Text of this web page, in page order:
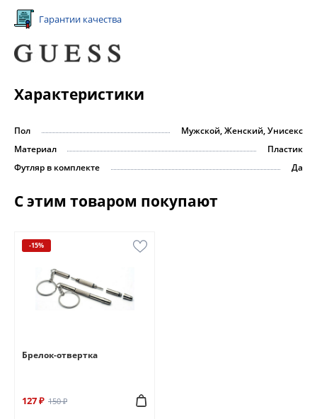
Гарантии качества
Характеристики
Пол
Мужской, Женский, Унисекс
Материал
Пластик
Футляр в комплекте
Да
С этим товаром покупают
-15%
Брелок-отвертка
127 ₽ 150 ₽